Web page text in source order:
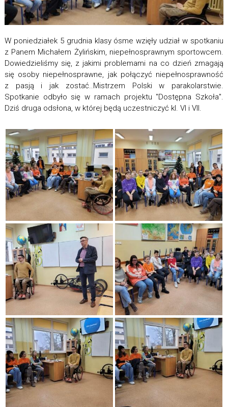
W poniedziałek 5 grudnia klasy ósme wzięły udział w spotkaniu
z Panem Michałem Żylińskim, niepełnosprawnym sportowcem.
Dowiedzieliśmy się, z jakimi problemami na co dzień zmagają
się osoby niepełnosprawne, jak połączyć niepełnosprawność
z pasją i jak zostać..Mistrzem Polski w parakolarstwie.
Spotkanie odbyło się w ramach projektu "Dostępna Szkoła".
Dziś druga odsłona, w której będą uczestniczyć kl. VI i VII.